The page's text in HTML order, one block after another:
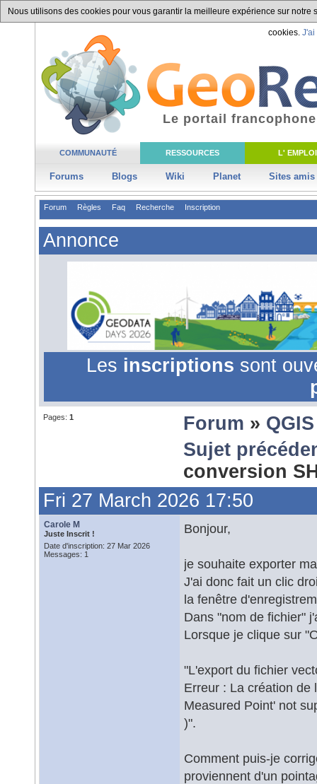
Nous utilisons des cookies pour vous garantir la meilleure expérience sur
cookies. J'ai
COMMUNAUTÉ RESSOURCES L' EMPLOI
Forums Blogs Wiki Planet Sites amis
Le portail
Forum Règles Faq Recherche Inscription
Annonce
Les inscriptions sont
Pages: 1 Forum » QGIS
Sujet
conversion
Fri 27 March 2026 17:50
Carole M
Juste Inscrit !
Date d'inscription: 27 Mar 2026
Messages: 1
Bonjour,
je souhaite exporter
J'ai donc fait un clic
la fenêtre
Dans "nom de fichier"
Lorsque je clique sur
"L'export du fichier
Erreur : La création de
Measured Point' not
)".
Comment puis-je
proviennent d'un